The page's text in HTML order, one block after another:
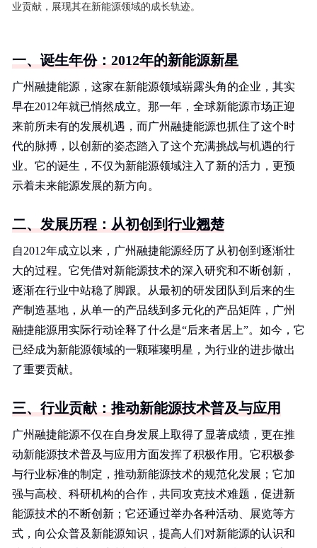
业贡献，展现其在新能源领域的成长轨迹。
一、诞生年份：2012年的新能源新星
广州融捷能源，这家在新能源领域崭露头角的企业，其实
早在2012年就已悄然成立。那一年，全球新能源市场正迎
来前所未有的发展机遇，而广州融捷能源也抓住了这个时
代的脉搏，以创新的姿态踏入了这个充满挑战与机遇的行
业。它的诞生，不仅为新能源领域注入了新的活力，更预
示着未来能源发展的新方向。
二、发展历程：从初创到行业翘楚
自2012年成立以来，广州融捷能源经历了从初创到逐渐壮
大的过程。它凭借对新能源技术的深入研究和不断创新，
逐渐在行业中站稳了脚跟。从最初的研发团队到后来的生
产制造基地，从单一的产品线到多元化的产品矩阵，广州
融捷能源用实际行动诠释了什么是“后来者居上”。如今，它
已经成为新能源领域的一颗璀璨明星，为行业的进步做出
了重要贡献。
三、行业贡献：推动新能源技术普及与应用
广州融捷能源不仅在自身发展上取得了显著成绩，更在推
动新能源技术普及与应用方面发挥了积极作用。它积极参
与行业标准的制定，推动新能源技术的规范化发展；它加
强与高校、科研机构的合作，共同攻克技术难题，促进新
能源技术的不断创新；它还通过举办各种活动、展览等方
式，向公众普及新能源知识，提高人们对新能源的认识和